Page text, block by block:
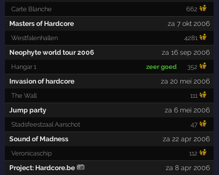
Carte Blanche 662
Masters of Hardcore za 7 okt 2006
Westfalenhallen 4281
Neophyte world tour 2006 za 16 sep 2006
Hangar 1 zeer goed 352
Invasion of hardcore za 20 mei 2006
The Wall 111
Jump party za 6 mei 2006
Stadsfeestzaal Aarschot 47
Sound of Madness za 22 apr 2006
Veronicaschip 112
Project: Hardcore.be za 8 apr 2006